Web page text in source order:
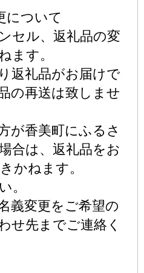
について
セル、返礼品の変
ます。
返礼品がお届けで
の再送は致しませ
が香美町にふるさ
合は、返礼品をお
かねます。
。
義変更をご希望の
せ先までご連絡く